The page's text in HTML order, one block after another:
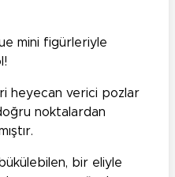
mini figürleriyle
heyecan verici pozlar
noktalardan
bir eliyle